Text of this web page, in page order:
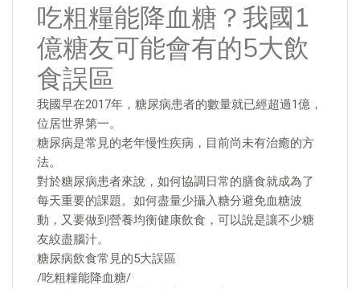
吃粗糧能降血糖？我國1
億糖友可能會有的5大飲
食誤區
我國早在2017年，糖尿病患者的數量就已經超過1億，
位居世界第一。
糖尿病是常見的老年慢性疾病，目前尚未有治癒的方
法。
對於糖尿病患者來說，如何協調日常的膳食就成為了
每天重要的課題。如何盡量少攝入糖分避免血糖波
動，又要做到營養均衡健康飲食，可以說是讓不少糖
友絞盡腦汁。
糖尿病飲食常見的5大誤區
/吃粗糧能降血糖/